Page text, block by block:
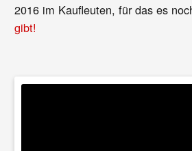
2016 im Kaufleuten, für das es
gibt!